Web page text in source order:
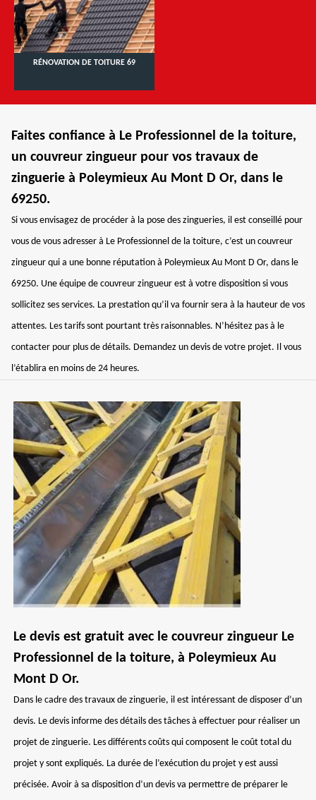
RÉNOVATION DE TOITURE 69
Faites confiance à Le Professionnel de la toiture,
un couvreur zingueur pour vos travaux de
zinguerie à Poleymieux Au Mont D Or, dans le
69250.
Si vous envisagez de procéder à la pose des zingueries, il est conseillé pour
vous de vous adresser à Le Professionnel de la toiture, c’est un couvreur
zingueur qui a une bonne réputation à Poleymieux Au Mont D Or, dans le
69250. Une équipe de couvreur zingueur est à votre disposition si vous
sollicitez ses services. La prestation qu’il va fournir sera à la hauteur de vos
attentes. Les tarifs sont pourtant très raisonnables. N’hésitez pas à le
contacter pour plus de détails. Demandez un devis de votre projet. Il vous
l’établira en moins de 24 heures.
Le devis est gratuit avec le couvreur zingueur Le
Professionnel de la toiture, à Poleymieux Au
Mont D Or.
Dans le cadre des travaux de zinguerie, il est intéressant de disposer d’un
devis. Le devis informe des détails des tâches à effectuer pour réaliser un
projet de zinguerie. Les différents coûts qui composent le coût total du
projet y sont expliqués. La durée de l’exécution du projet y est aussi
précisée. Avoir à sa disposition d’un devis va permettre de préparer le